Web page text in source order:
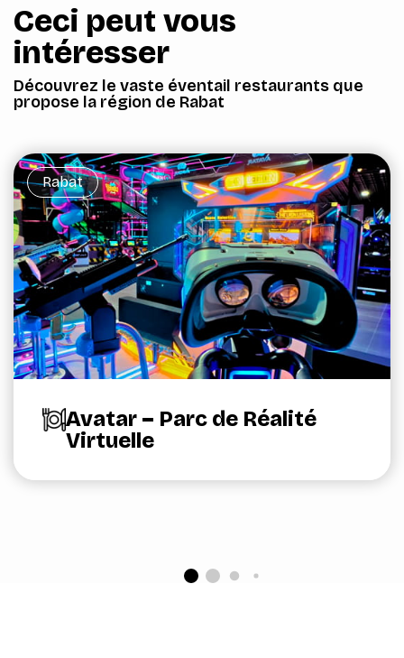
Ceci peut vous
intéresser
Découvrez le vaste éventail restaurants que
propose la région de Rabat
Rabat
Avatar – Parc de Réalité
Virtuelle